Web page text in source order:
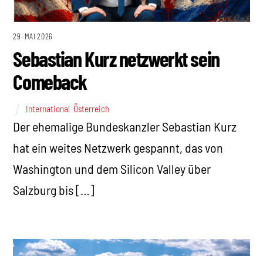
29. MAI 2026
Sebastian Kurz netzwerkt sein
Comeback
International Österreich
Der ehemalige Bundeskanzler Sebastian Kurz
hat ein weites Netzwerk gespannt, das von
Washington und dem Silicon Valley über
Salzburg bis […]